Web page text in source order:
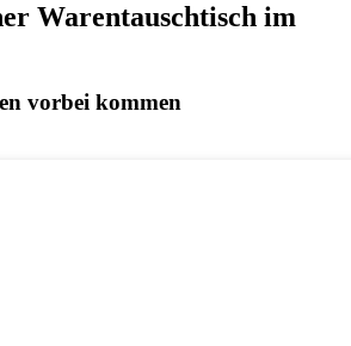
Warentauschtisch im
vorbei kommen